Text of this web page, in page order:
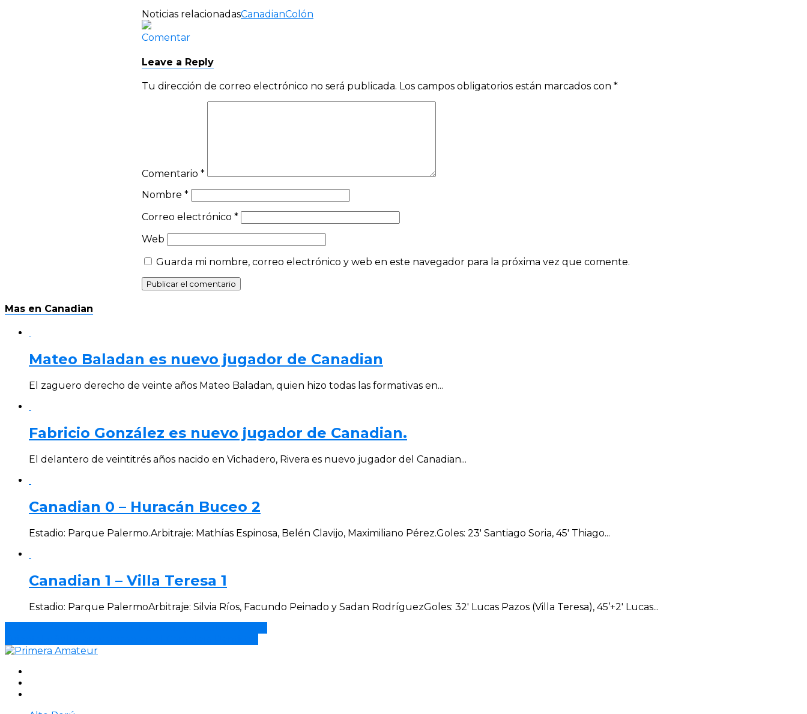
Noticias relacionadasCanadianColón
Comentar
Leave a Reply
Tu dirección de correo electrónico no será publicada. Los campos obligatorios están marcados con *
Comentario *
Nombre *
Correo electrónico *
Web
Guarda mi nombre, correo electrónico y web en este navegador para la próxima vez que comente.
Mas en Canadian
Mateo Baladan es nuevo jugador de Canadian
El zaguero derecho de veinte años Mateo Baladan, quien hizo todas las formativas en...
Fabricio González es nuevo jugador de Canadian.
El delantero de veintitrés años nacido en Vichadero, Rivera es nuevo jugador del Canadian...
Canadian 0 – Huracán Buceo 2
Estadio: Parque Palermo.Arbitraje: Mathías Espinosa, Belén Clavijo, Maximiliano Pérez.Goles: 23′ Santiago Soria, 45′ Thiago...
Canadian 1 – Villa Teresa 1
Estadio: Parque PalermoArbitraje: Silvia Ríos, Facundo Peinado y Sadan RodríguezGoles: 32′ Lucas Pazos (Villa Teresa), 45’+2′ Lucas...